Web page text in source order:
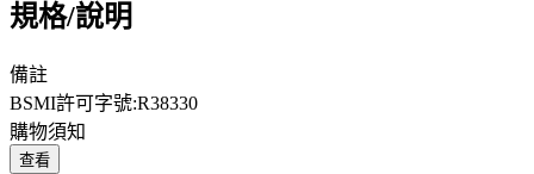
規格/說明
備註
BSMI許可字號:R38330
購物須知
查看